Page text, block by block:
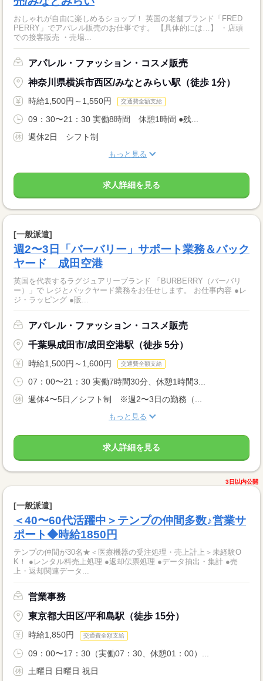
おしゃれが自由に楽しめるショップ！ 英国の老舗ブランド「FRED
PERRY」でアパレル販売のお仕事です。 【具体的には…】 ・店頭
での接客販売 ・売場...
アパレル・ファッション・コスメ販売
神奈川県横浜市西区/みなとみらい駅（徒歩 1分）
時給1,500円～1,550円 交通費全額支給
09：30〜21：30 実働8時間 休憩1時間 ●残...
週休2日 シフト制
もっと見る
求人詳細を見る
[一般派遣]
週2〜3日「バーバリー」サポート業務＆バック
ヤード 成田空港
英国を代表するラグジュアリーブランド 「BURBERRY（バーバリ
ー）」で レジとバックヤード業務をお任せします。 お仕事内容 ●レ
ジ・ラッピング ●販...
アパレル・ファッション・コスメ販売
千葉県成田市/成田空港駅（徒歩 5分）
時給1,500円～1,600円 交通費全額支給
07：00〜21：30 実働7時間30分、休憩1時間3...
週休4〜5日／シフト制 ※週2〜3日の勤務（...
もっと見る
求人詳細を見る
3日以内公開
[一般派遣]
＜40〜60代活躍中＞テンプの仲間多数♪営業サ
ポート◆時給1850円
テンプの仲間が30名★＜医療機器の受注処理・売上計上＞未経験O
K！ ●レンタル料売上処理 ●返却伝票処理 ●データ抽出・集計 ●売
上・返却関連データ...
営業事務
東京都大田区/平和島駅（徒歩 15分）
時給1,850円 交通費全額支給
09：00〜17：30（実働07：30、休憩01：00）...
土曜日 日曜日 祝日